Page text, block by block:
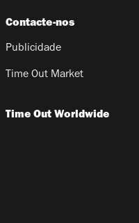
Contacte-nos
Publicidade
Time Out Market
Time Out Worldwide